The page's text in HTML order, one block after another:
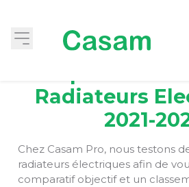
Radiateurs
2021-
Chez Casam Pro, nous testons
radiateurs électriques afin de
comparatif objectif et un